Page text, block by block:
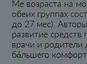
Me возраста на
обеих группах
до 27 мес).
развитие
врачи и
бóльшего